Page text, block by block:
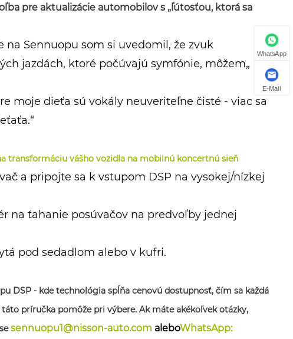
pre aktualizácie automobilov s „ľútosťou, ktorá sa
na Sennuopu som si uvedomil, že zvuk
jazdách, ktoré počúvajú symfónie, môžem„
moje dieťa sú vokály neuveriteľne čisté - viac sa
transformáciu vášho vozidla na mobilnú koncertnú sieň
a pripojte sa k vstupom DSP na vysokej/nízkej
na ťahanie posúvačov na predvoľby jednej
pod sedadlom alebo v kufri.
DSP - kde technológia spĺňa cenovú dostupnosť, čím sa každá
príručka pomôže pri výbere. Ak máte akékoľvek otázky,
sennuopu1@nisson-auto.com aleboWhatsApp:
WhatsApp
E-Mail